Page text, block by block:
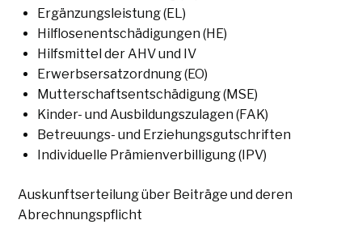
Ergänzungsleistung (EL)
Hilflosenentschädigungen (HE)
Hilfsmittel der AHV und IV
Erwerbsersatzordnung (EO)
Mutterschaftsentschädigung (MSE)
Kinder- und Ausbildungszulagen (FAK)
Betreuungs- und Erziehungsgutschriften
Individuelle Prämienverbilligung (IPV)
Auskunftserteilung über Beiträge und deren
Abrechnungspflicht